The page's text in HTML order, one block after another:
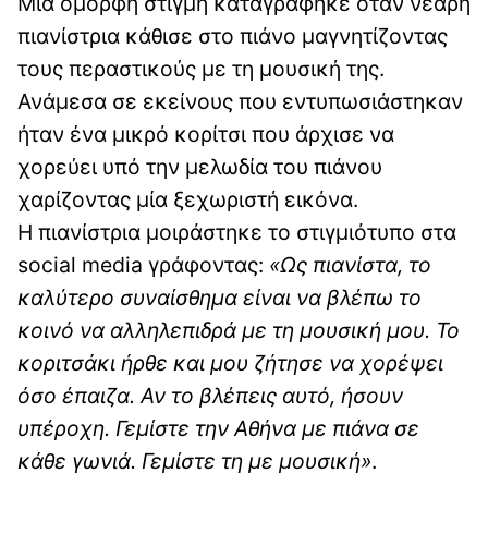
πιανίστρια κάθισε στο πιάνο μαγνητίζοντας
τους περαστικούς με τη μουσική της.
Ανάμεσα σε εκείνους που εντυπωσιάστηκαν
ήταν ένα μικρό κορίτσι που άρχισε να
χορεύει υπό την μελωδία του πιάνου
χαρίζοντας μία ξεχωριστή εικόνα.
Η πιανίστρια μοιράστηκε το στιγμιότυπο στα
social media γράφοντας: «Ως πιανίστα, το
καλύτερο συναίσθημα είναι να βλέπω το
κοινό να αλληλεπιδρά με τη μουσική μου. Το
κοριτσάκι ήρθε και μου ζήτησε να χορέψει
όσο έπαιζα. Αν το βλέπεις αυτό, ήσουν
υπέροχη. Γεμίστε την Αθήνα με πιάνα σε
κάθε γωνιά. Γεμίστε τη με μουσική».